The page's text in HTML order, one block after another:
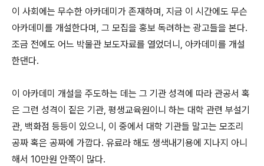
이 사회에는 무수한 아카데미가 존재하며, 지금 이 시간에도 무슨
아카데미를 개설한다며, 그 모집을 홍보 독려하는 광고들을 본다.
조금 전에도 어느 박물관 보도자료를 열었더니, 아카데미를 개설
한댄다.
이 아카데미 개설을 주도하는 데는 그 기관 성격에 따라 관공서 혹
은 그런 성격이 짙은 기관, 평생교육원이니 하는 대학 관련 부설기
관, 백화점 등등이 있으니, 이 중에서 대학 기관들 말고는 모조리
공짜 혹은 공짜에 가깝다. 유료라 해도 생색내기용에 지나지 아니
해서 10만원 안쪽이 많다.